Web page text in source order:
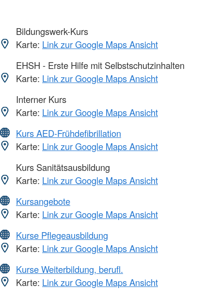
Bildungswerk-Kurs
Karte: Link zur Google Maps Ansicht
EHSH - Erste Hilfe mit Selbstschutzinhalten
Karte: Link zur Google Maps Ansicht
Interner Kurs
Karte: Link zur Google Maps Ansicht
Kurs AED-Frühdefibrillation
Karte: Link zur Google Maps Ansicht
Kurs Sanitätsausbildung
Karte: Link zur Google Maps Ansicht
Kursangebote
Karte: Link zur Google Maps Ansicht
Kurse Pflegeausbildung
Karte: Link zur Google Maps Ansicht
Kurse Weiterbildung, berufl.
Karte: Link zur Google Maps Ansicht